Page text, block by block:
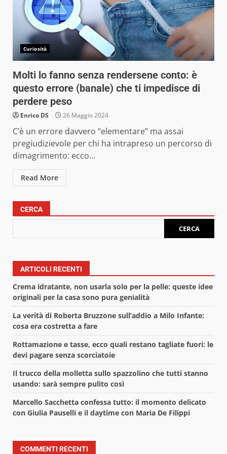
Curiosità
Molti lo fanno senza rendersene conto: è
questo errore (banale) che ti impedisce di
perdere peso
Enrico DS 26 Maggio 2024
C’è un errore davvero “elementare” ma assai
pregiudizievole per chi ha intrapreso un percorso di
dimagrimento: ecco...
Read More
CERCA
CERCA
ARTICOLI RECENTI
Crema idratante, non usarla solo per la pelle: queste idee
originali per la casa sono pura genialità
La verità di Roberta Bruzzone sull’addio a Milo Infante:
cosa era costretta a fare
Rottamazione e tasse, ecco quali restano tagliate fuori: le
devi pagare senza scorciatoie
Il trucco della molletta sullo spazzolino che tutti stanno
usando: sarà sempre pulito così
Marcello Sacchetta confessa tutto: il momento delicato
con Giulia Pauselli e il daytime con Maria De Filippi
COMMENTI RECENTI